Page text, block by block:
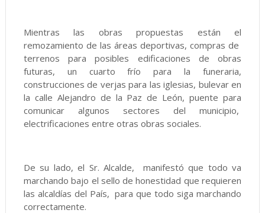
Mientras las obras propuestas están el
remozamiento de las áreas deportivas, compras de
terrenos para posibles edificaciones de obras
futuras, un cuarto frío para la funeraria,
construcciones de verjas para las iglesias, bulevar en
la calle Alejandro de la Paz de León, puente para
comunicar algunos sectores del municipio,
electrificaciones entre otras obras sociales.
De su lado, el Sr. Alcalde, manifestó que todo va
marchando bajo el sello de honestidad que requieren
las alcaldías del País, para que todo siga marchando
correctamente.